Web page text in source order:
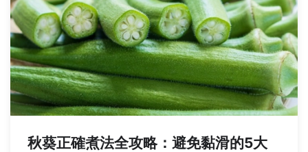
秋葵正確煮法全攻略：避免黏滑的5大